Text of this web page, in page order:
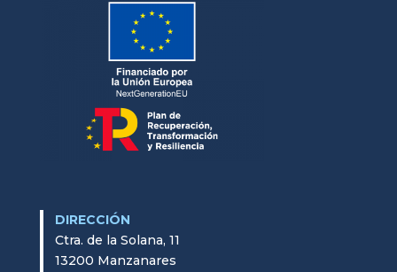
DIRECCIÓN
Ctra. de la Solana, 11
13200 Manzanares